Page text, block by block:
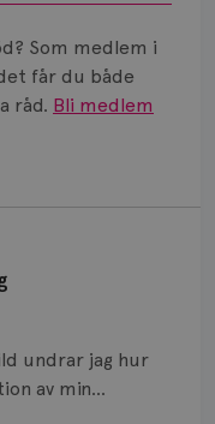
Som medlem i
får du både
råd. Bli medlem
undrar jag hur
av min
som överlag